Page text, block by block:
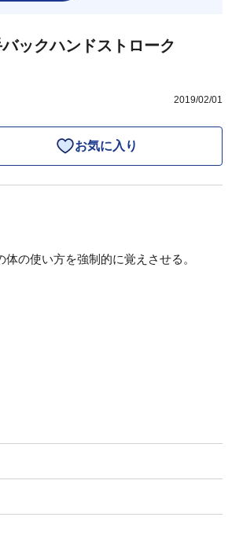
ックハンドストローク
2019/02/01
お気に入り
の使い方を強制的に覚えさせる。